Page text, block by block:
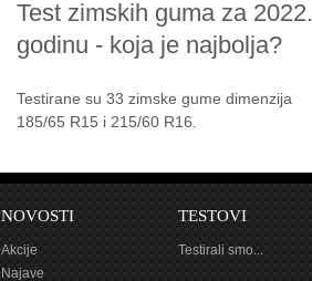
Test zimskih guma za 2022.
godinu - koja je najbolja?
Testirane su 33 zimske gume dimenzija
185/65 R15 i 215/60 R16.
NOVOSTI
Akcije
Najave
TESTOVI
Testirali smo...